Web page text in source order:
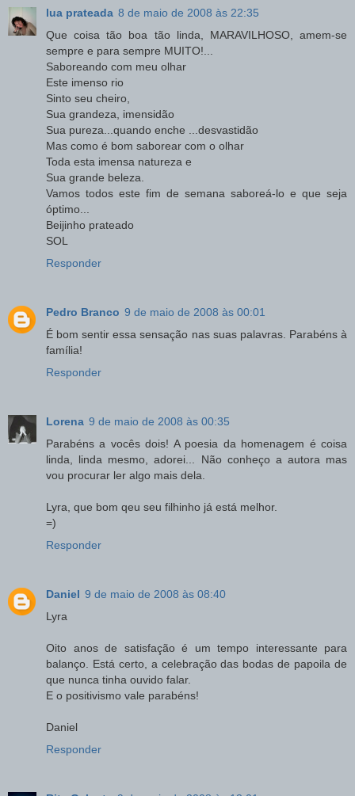
lua prateada 8 de maio de 2008 às 22:35
Que coisa tão boa tão linda, MARAVILHOSO, amem-se
sempre e para sempre MUITO!...
Saboreando com meu olhar
Este imenso rio
Sinto seu cheiro,
Sua grandeza, imensidão
Sua pureza...quando enche ...desvastidão
Mas como é bom saborear com o olhar
Toda esta imensa natureza e
Sua grande beleza.
Vamos todos este fim de semana saboreá-lo e que seja
óptimo...
Beijinho prateado
SOL
Responder
Pedro Branco 9 de maio de 2008 às 00:01
É bom sentir essa sensação nas suas palavras. Parabéns à
família!
Responder
Lorena 9 de maio de 2008 às 00:35
Parabéns a vocês dois! A poesia da homenagem é coisa
linda, linda mesmo, adorei... Não conheço a autora mas
vou procurar ler algo mais dela.
Lyra, que bom qeu seu filhinho já está melhor.
=)
Responder
Daniel 9 de maio de 2008 às 08:40
Lyra
Oito anos de satisfação é um tempo interessante para
balanço. Está certo, a celebração das bodas de papoila de
que nunca tinha ouvido falar.
E o positivismo vale parabéns!
Daniel
Responder